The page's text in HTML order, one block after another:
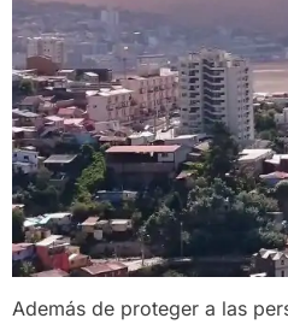
Además de proteger a las